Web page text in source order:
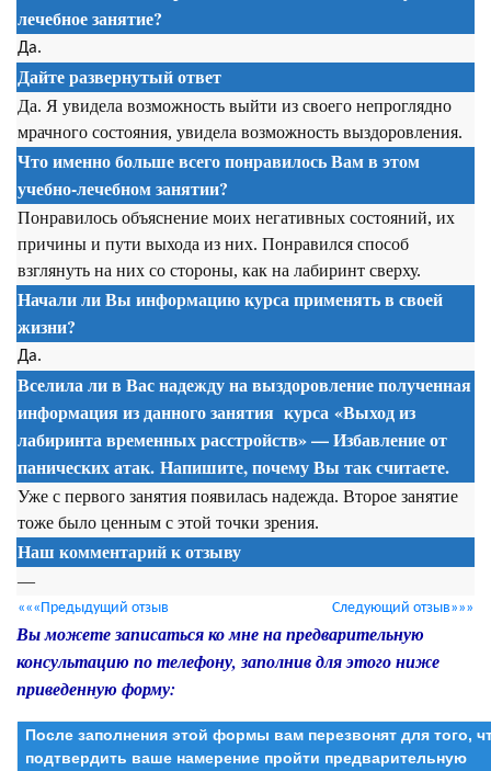
лечебное занятие?
Да.
Дайте развернутый ответ
Да. Я увидела возможность выйти из своего непроглядно
мрачного состояния, увидела возможность выздоровления.
Что именно больше всего понравилось Вам в этом
учебно-лечебном занятии?
Понравилось объяснение моих негативных состояний, их
причины и пути выхода из них. Понравился способ
взглянуть на них со стороны, как на лабиринт сверху.
Начали ли Вы информацию курса применять в своей
жизни?
Да.
Вселила ли в Вас надежду на выздоровление полученная
информация из данного занятия курса «Выход из
лабиринта временных расстройств» — Избавление от
панических атак. Напишите, почему Вы так считаете.
Уже с первого занятия появилась надежда. Второе занятие
тоже было ценным с этой точки зрения.
Наш комментарий к отзыву
—
«««Предыдущий отзыв Следующий отзыв»»»
Вы можете записаться ко мне на предварительную
консультацию по телефону, заполнив для этого ниже
приведенную форму:
После заполнения этой формы вам перезвонят для того,
подтвердить ваше намерение пройти предварительную